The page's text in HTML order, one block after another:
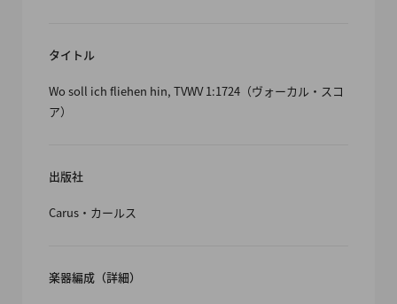
タイトル
Wo soll ich fliehen hin, TVWV 1:1724（ヴォーカル・スコ
ア）
出版社
Carus・カールス
楽器編成（詳細）